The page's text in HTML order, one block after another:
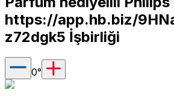
https://app.hb.biz/
z72dgk5 İşbirliği
0°